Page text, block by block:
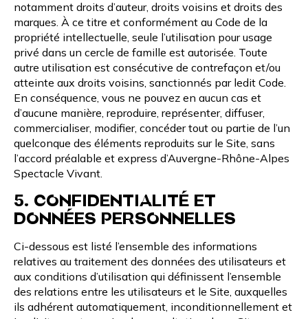
notamment droits d’auteur, droits voisins et droits des
marques. À ce titre et conformément au Code de la
propriété intellectuelle, seule l’utilisation pour usage
privé dans un cercle de famille est autorisée. Toute
autre utilisation est consécutive de contrefaçon et/ou
atteinte aux droits voisins, sanctionnés par ledit Code.
En conséquence, vous ne pouvez en aucun cas et
d’aucune manière, reproduire, représenter, diffuser,
commercialiser, modifier, concéder tout ou partie de l’un
quelconque des éléments reproduits sur le Site, sans
l’accord préalable et express d’Auvergne-Rhône-Alpes
Spectacle Vivant.
5. CONFIDENTIALITÉ ET
DONNÉES PERSONNELLES
Ci-dessous est listé l’ensemble des informations
relatives au traitement des données des utilisateurs et
aux conditions d’utilisation qui définissent l’ensemble
des relations entre les utilisateurs et le Site, auxquelles
ils adhérent automatiquement, inconditionnellement et